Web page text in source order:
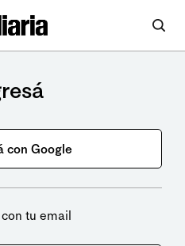
con Google
tu email